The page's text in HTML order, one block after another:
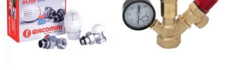
Incalzire clasica in pardoseala
Teava incalzire pardoseala
PLACA NUTURI/TACKER
Grupuri de pompare si amestec